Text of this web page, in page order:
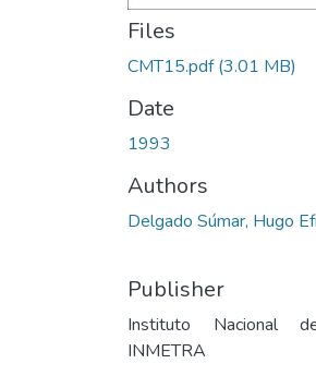
Files
CMT15.pdf(3.01 MB)
Date
1993
Authors
Delgado Súmar, Hugo
Publisher
Instituto Nacional
INMETRA